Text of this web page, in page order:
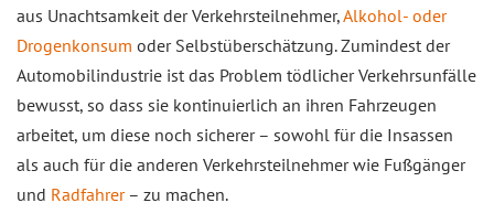
aus Unachtsamkeit der Verkehrsteilnehmer,Alkohol- oder
Drogenkonsum oder Selbstüberschätzung. Zumindest der
Automobilindustrie ist das Problem tödlicher Verkehrsunfälle
bewusst, so dass sie kontinuierlich an ihren Fahrzeugen
arbeitet, um diese noch sicherer – sowohl für die Insassen
als auch für die anderen Verkehrsteilnehmer wie Fußgänger
und Radfahrer– zu machen.